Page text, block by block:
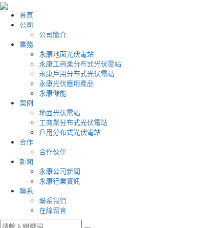
首頁
公司
公司簡介
業務
永康地面光伏電站
永康工商業分布式光伏電站
永康戶用分布式光伏電站
永康光伏應用產品
永康儲能
案例
地面光伏電站
工商業分布式光伏電站
戶用分布式光伏電站
合作
合作伙伴
新聞
永康公司新聞
永康行業資訊
聯系
聯系我們
在線留言